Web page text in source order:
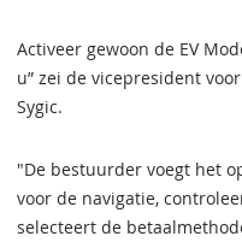
Activeer gewoon de EV
u” zei de vicepresident
Sygic.
"De bestuurder voegt het
voor de navigatie,
selecteert de